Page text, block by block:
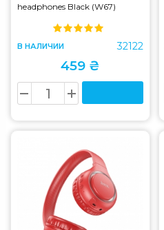
headphones Black (W67)
В НАЛИЧИИ 32122
459 ₴